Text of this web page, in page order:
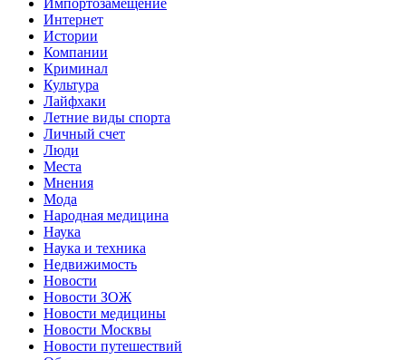
Интернет
Истории
Компании
Криминал
Культура
Лайфхаки
Летние виды спорта
Личный счет
Люди
Места
Мнения
Мода
Народная медицина
Наука
Наука и техника
Недвижимость
Новости
Новости ЗОЖ
Новости медицины
Новости Москвы
Новости путешествий